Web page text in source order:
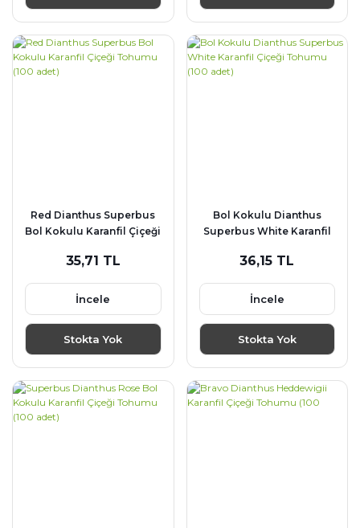
Red Dianthus Superbus
Bol Kokulu Karanfil Çiçeği
35,71 TL
İncele
Stokta Yok
Bol Kokulu Dianthus
Superbus White Karanfil
36,15 TL
İncele
Stokta Yok